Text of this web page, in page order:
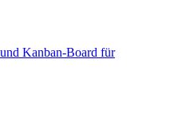
Kanban-Board für